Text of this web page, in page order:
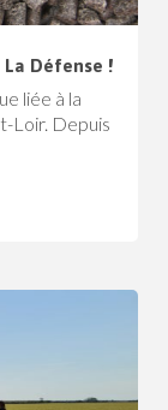
Défense !
liée à la
Loir. Depuis